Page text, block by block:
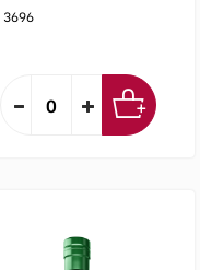
3696